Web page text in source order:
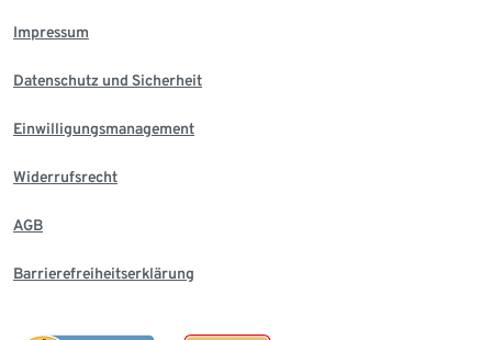
Impressum
Datenschutz und Sicherheit
Einwilligungsmanagement
Widerrufsrecht
AGB
Barrierefreiheitserklärung